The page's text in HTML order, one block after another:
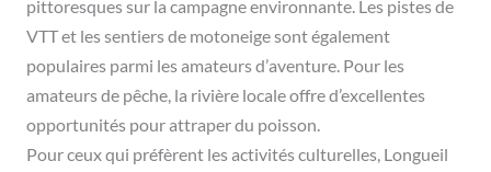
pittoresques sur la campagne environnante. Les pistes de
VTT et les sentiers de motoneige sont également
populaires parmi les amateurs d’aventure. Pour les
amateurs de pêche, la rivière locale offre d’excellentes
opportunités pour attraper du poisson.
Pour ceux qui préfèrent les activités culturelles, Longueil